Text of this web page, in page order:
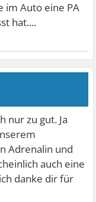
im Auto eine PA
hat....
nur zu gut. Ja
Adrenalin und
auch eine
danke dir für